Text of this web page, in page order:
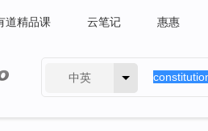
道精品课 云笔记 惠惠
中英